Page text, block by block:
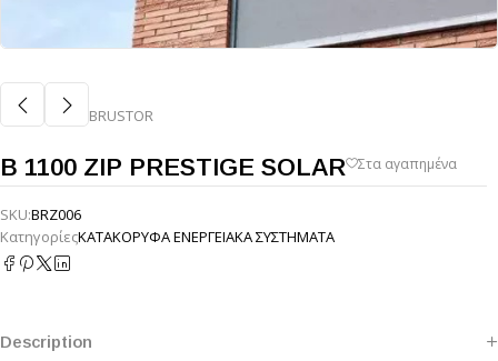
BRUSTOR
B 1100 ZIP PRESTIGE SOLAR
SKU:BRZ006
ΚατηγορίεςΚΑΤΑΚΟΡΥΦΑ ΕΝΕΡΓΕΙΑΚΑ ΣΥΣΤΗΜΑΤΑ
Description